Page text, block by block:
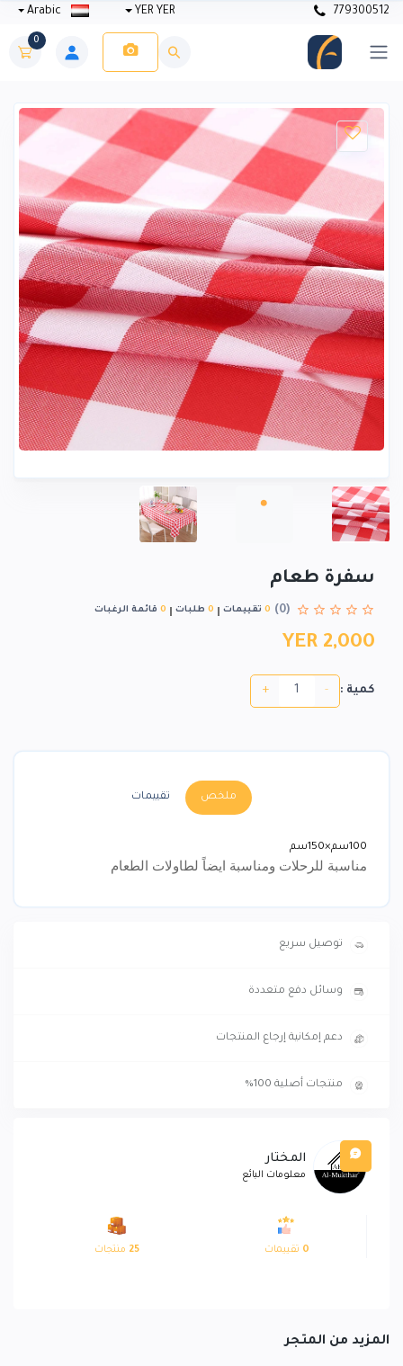
779300512
YER YER
0
سفرة طعام
(0)
0 تقييمات 0 طلبات 0 قائمة الرغبات
YER 2,000
كمية : -
+
ملخص تقييمات
100سم×150سم
مناسبة للرحلات ومناسبة ايضاً لطاولات الطعام
توصيل سريع
وسائل دفع متعددة
دعم إمكانية إرجاع المنتجات
منتجات أصلية 100%
المختار
معلومات البائع
0 تقييمات 25 منتجات
المزيد من المتجر